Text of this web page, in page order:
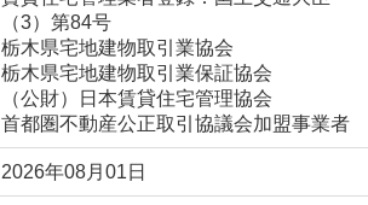
（3）第84号
栃木県宅地建物取引業協会
栃木県宅地建物取引業保証協会
（公財）日本賃貸住宅管理協会
首都圏不動産公正取引協議会加盟事業者
2026年08月01日